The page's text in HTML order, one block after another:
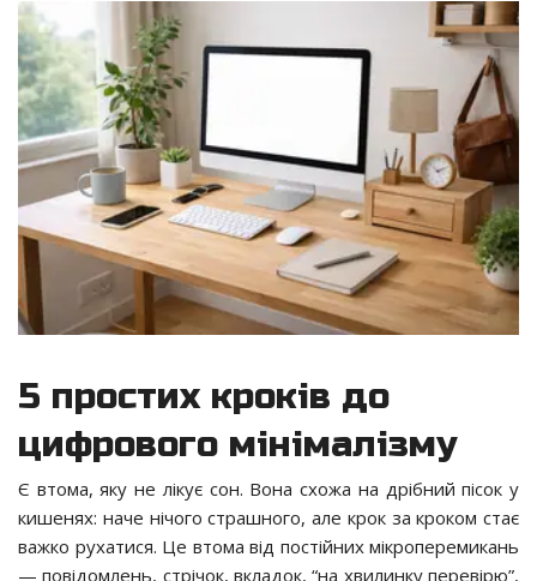
5 простих кроків до
цифрового мінімалізму
Є втома, яку не лікує сон. Вона схожа на дрібний пісок у
кишенях: наче нічого страшного, але крок за кроком стає
важко рухатися. Це втома від постійних мікроперемикань
— повідомлень, стрічок, вкладок, “на хвилинку перевірю”,